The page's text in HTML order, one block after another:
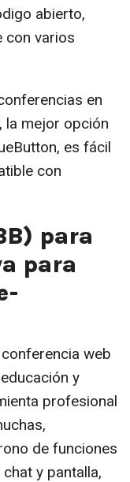
abierto,
con varios
en
la mejor opción
es fácil
con
para
para
web
y
profesional
de funciones
y pantalla,